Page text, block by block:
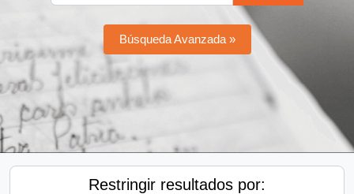
Búsqueda Avanzada »
Restringir resultados por: